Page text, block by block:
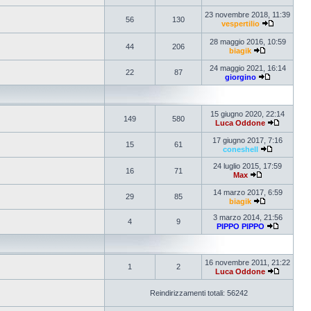
56 130
23 novembre 2018, 11:39
vespertilio
44 206
28 maggio 2016, 10:59
biagik
22 87
24 maggio 2021, 16:14
giorgino
149 580
15 giugno 2020, 22:14
Luca Oddone
15 61
17 giugno 2017, 7:16
coneshell
16 71
24 luglio 2015, 17:59
Max
29 85
14 marzo 2017, 6:59
biagik
4 9
3 marzo 2014, 21:56
PIPPO PIPPO
1 2
16 novembre 2011, 21:22
Luca Oddone
Reindirizzamenti totali: 56242